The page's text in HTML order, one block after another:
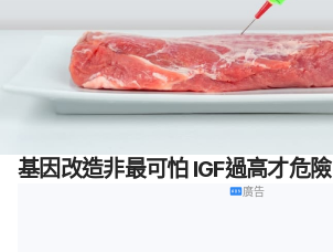
基因改造非最可怕 IGF過高才危險
廣告